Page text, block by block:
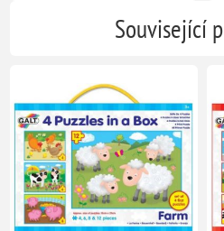
Související